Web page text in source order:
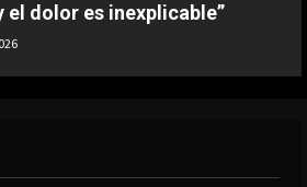
el dolor es inexplicable”